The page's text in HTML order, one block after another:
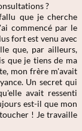
?
que je cherche
commencé par le
fort est venu avec
que, par ailleurs,
que je tiens de ma
mon frère m'avait
Un secret qui
avait ressenti
est-il que mon
! Je travaille